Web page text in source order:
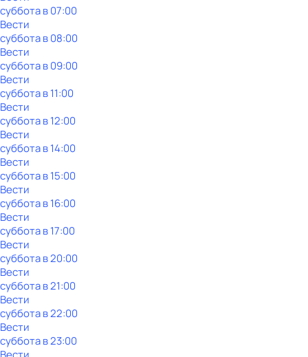
субботав07:00
Вести
субботав08:00
Вести
субботав09:00
Вести
субботав11:00
Вести
субботав12:00
Вести
субботав14:00
Вести
субботав15:00
Вести
субботав16:00
Вести
субботав17:00
Вести
субботав20:00
Вести
субботав21:00
Вести
субботав22:00
Вести
субботав23:00